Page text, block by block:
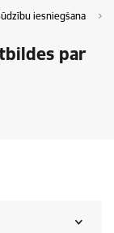
iesniegšana
par